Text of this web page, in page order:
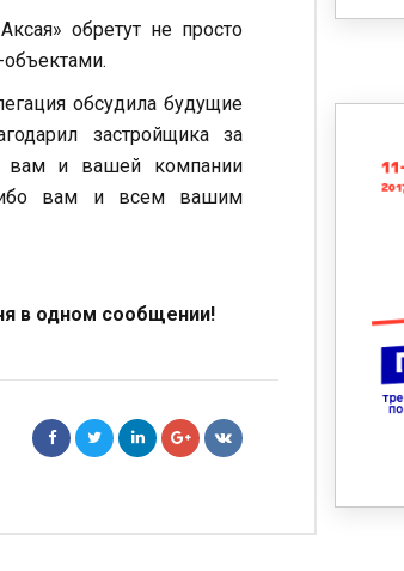
обретут не просто
обсудила будущие
застройщика за
вам и вашей компании
вам и всем вашим
в одном сообщении!